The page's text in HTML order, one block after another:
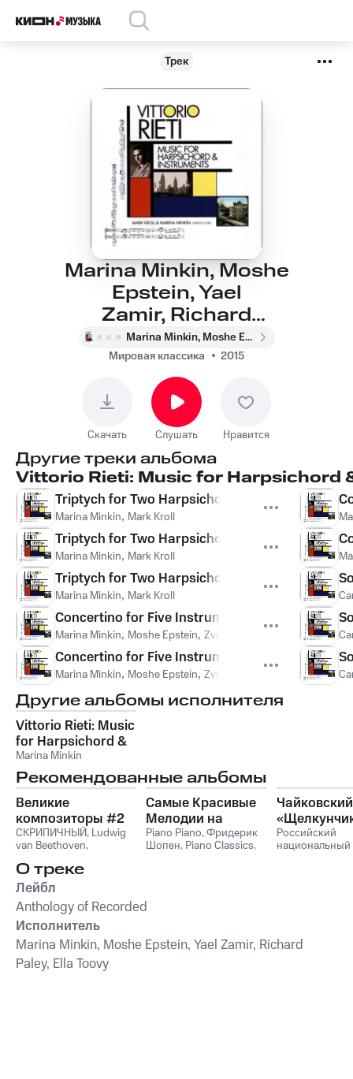
Трек
Marina Minkin, Moshe
Epstein, Yael
Zamir, Richard
Paley, Ella Toovy -
Variations on Two
Cantigas de Santa
Maria: Variation I -
Poco Allegro
Marina Minkin, Moshe Epstein, Yael Zamir, Richard Paley, Ella Toovy
Мировая классика
2015
Скачать Слушать Нравится
Другие треки альбома
Vittorio Rieti: Music for Harpsichord
Triptych for Two Harpsichords: I. Andante
Marina Minkin, Mark Kroll
Triptych for Two Harpsichords: II. Andante
Marina Minkin, Mark Kroll
Triptych for Two Harpsichords: III. Andante
Marina Minkin, Mark Kroll
Concertino for Five Instruments: I. Moderato
Marina Minkin, Moshe Epstein, Zvi Carmeli Ella Toovy,Julia
Concertino for Five Instruments: II. Allegro
Marina Minkin, Moshe Epstein, Zvi Carmeli Ella Toovy,Julia
Другие альбомы исполнителя
Vittorio Rieti: Music
for Harpsichord &
Instruments
Marina Minkin
Рекомендованные альбомы
Великие
композиторы #2
СКРИПИЧНЫЙ, Ludwig
van Beethoven,
Франц Шуберт
String Orchestra
Антонио Вивальди
Самые Красивые
Мелодии на
Пианино
Piano Piano,Фридерик
Шопен, Piano Classics,
Чайковский
Российский
национальный
О треке
Лейбл
Anthology of Recorded
Исполнитель
Marina Minkin, Moshe Epstein, Yael Zamir, Richard
Paley, Ella Toovy